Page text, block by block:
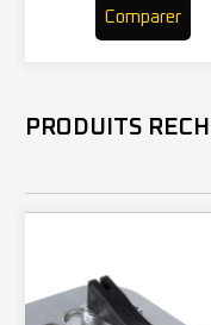
Comparer
PRODUITS